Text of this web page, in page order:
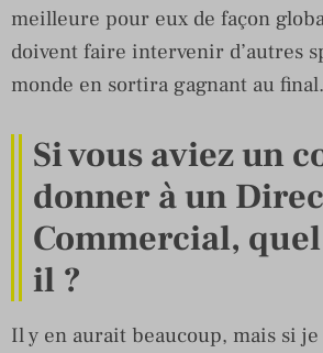
meilleure pour eux de façon
doivent faire intervenir d’autres
monde en sortira gagnant au final.
Si vous aviez un
donner à un
Commercial,
il ?
Il y en aurait beaucoup, mais si je